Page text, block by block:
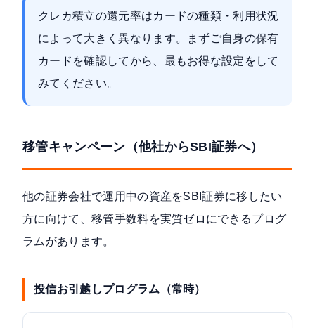
クレカ積立の還元率はカードの種類・利用状況
によって大きく異なります。まずご自身の保有
カードを確認してから、最もお得な設定をして
みてください。
移管キャンペーン（他社からSBI証券へ）
他の証券会社で運用中の資産をSBI証券に移したい
方に向けて、移管手数料を実質ゼロにできるプログ
ラムがあります。
投信お引越しプログラム（常時）